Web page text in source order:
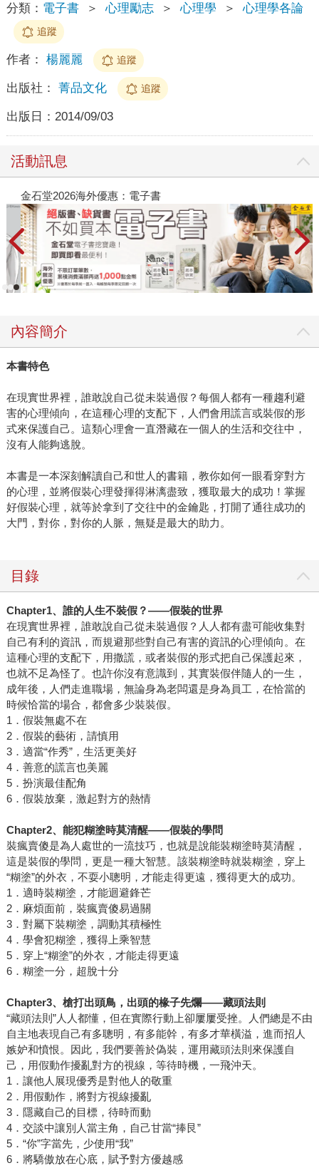
分類： 電子書 ＞ 心理勵志 ＞ 心理學 ＞ 心理學各論
追蹤
作者： 楊麗麗 追蹤
出版社： 菁品文化 追蹤
出版日： 2014/09/03
活動訊息
金石堂2026海外優惠：電子書
內容簡介
本書特色
在現實世界裡，誰敢說自己從未裝過假？每個人都有一種趨利避
害的心理傾向，在這種心理的支配下，人們會用謊言或裝假的形
式來保護自己。這類心理會一直潛藏在一個人的生活和交往中，
沒有人能夠逃脫。
本書是一本深刻解讀自己和世人的書籍，教你如何一眼看穿對方
的心理，並將假裝心理發揮得淋漓盡致，獲取最大的成功！掌握
好假裝心理，就等於拿到了交往中的金鑰匙，打開了通往成功的
大門，對你，對你的人脈，無疑是最大的助力。
目錄
Chapter1、誰的人生不裝假？——假裝的世界
在現實世界裡，誰敢說自己從未裝過假？人人都有盡可能收集對
自己有利的資訊，而規避那些對自己有害的資訊的心理傾向。在
這種心理的支配下，用撒謊，或者裝假的形式把自己保護起來，
也就不足為怪了。也許你沒有意識到，其實裝假伴隨人的一生，
成年後，人們走進職場，無論身為老闆還是身為員工，在恰當的
時候恰當的場合，都會多少裝裝假。
1．假裝無處不在
2．假裝的藝術，請慎用
3．適當“作秀”，生活更美好
4．善意的謊言也美麗
5．扮演最佳配角
6．假裝放棄，激起對方的熱情
Chapter2、能犯糊塗時莫清醒——假裝的學問
裝瘋賣傻是為人處世的一流技巧，也就是說能裝糊塗時莫清醒，
這是裝假的學問，更是一種大智慧。該裝糊塗時就裝糊塗，穿上
“糊塗”的外衣，不耍小聰明，才能走得更遠，獲得更大的成功。
1．適時裝糊塗，才能迴避鋒芒
2．麻煩面前，裝瘋賣傻易過關
3．對屬下裝糊塗，調動其積極性
4．學會犯糊塗，獲得上乘智慧
5．穿上“糊塗”的外衣，才能走得更遠
6．糊塗一分，超脫十分
Chapter3、槍打出頭鳥，出頭的椽子先爛——藏頭法則
“藏頭法則”人人都懂，但在實際行動上卻屢屢受挫。人們總是不由
自主地表現自己有多聰明，有多能幹，有多才華橫溢，進而招人
嫉妒和憤恨。因此，我們要善於偽裝，運用藏頭法則來保護自
己，用假動作擾亂對方的視線，等待時機，一飛沖天。
1．讓他人展現優秀是對他人的敬重
2．用假動作，將對方視線擾亂
3．隱藏自己的目標，待時而動
4．交談中讓別人當主角，自己甘當“捧艮”
5．“你”字當先，少使用“我”
6．將驕傲放在心底，賦予對方優越感